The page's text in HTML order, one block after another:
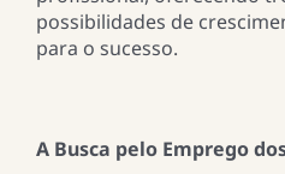
possibilidades de
para o sucesso.
A Busca pelo Emprego